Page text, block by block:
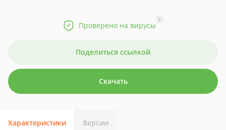
Проверено на вирусы
?
Поделиться ссылкой
Скачать
Характеристики Версии